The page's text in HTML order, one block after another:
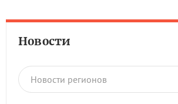
Новости
Новости регионов